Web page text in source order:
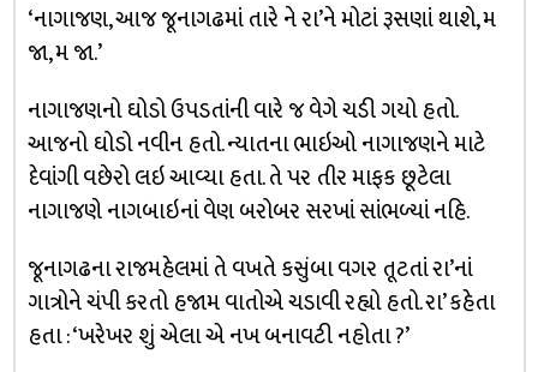
‘નાગાજણ, આજ જૂનાગઢમાં તારે ને રા’ને મોટાં રૂસણાં થાશે, મ
જા, મ જા.’
નાગાજણનો ઘોડો ઉપડતાંની વારે જ વેગે ચડી ગયો હતો.
આજનો ઘોડો નવીન હતો. ન્યાતના ભાઇઓ નાગાજણને માટે
દેવાંગી વછેરો લઇ આવ્યા હતા. તે પર તીર માફક છૂટેલા
નાગાજણે નાગબાઇનાં વેણ બરોબર સરખાં સાંભળ્યાં નહિ.
જૂનાગઢના રાજમહેલમાં તે વખતે કસુંબા વગર તૂટતાં રા’નાં
ગાત્રોને ચંપી કરતો હજામ વાતોએ ચડાવી રહ્યો હતો. રા’ કહેતા
હતા : ‘ખરેખર શું એલા એ નખ બનાવટી નહોતા ?’